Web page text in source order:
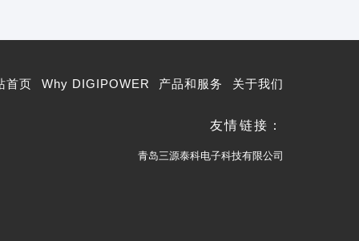
首页 Why DIGIPOWER 产品和服务 关于我们
友情链接：
青岛三源泰科电子科技有限公司